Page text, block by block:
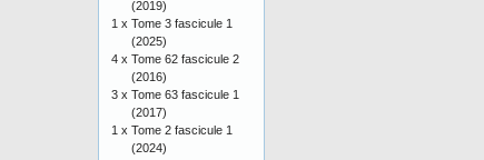
(2019)
1 x Tome 3 fascicule 1
(2025)
4 x Tome 62 fascicule 2
(2016)
3 x Tome 63 fascicule 1
(2017)
1 x Tome 2 fascicule 1
(2024)